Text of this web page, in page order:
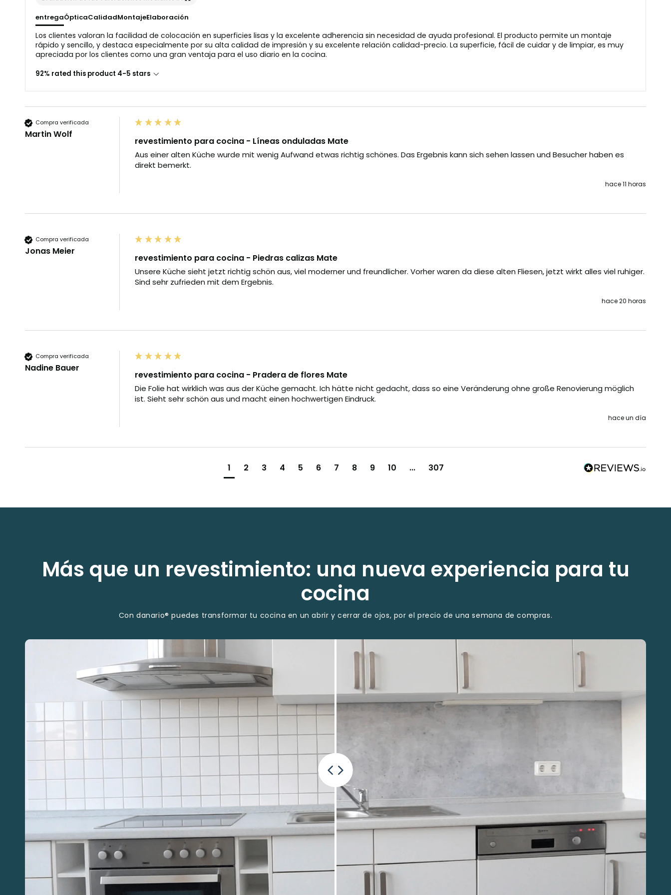
entregaÓpticaCalidadMontajeElaboración
Los clientes valoran la facilidad de colocación en superficies lisas y la excelente adherencia sin necesidad de ayuda profesional. El producto permite un montaje
rápido y sencillo, y destaca especialmente por su alta calidad de impresión y su excelente relación calidad-precio. La superficie, fácil de cuidar y de limpiar, es muy
apreciada por los clientes como una gran ventaja para el uso diario en la cocina.
92% rated this product 4-5 stars
Compra verificada
Martin Wolf
revestimiento para cocina - Líneas onduladas Mate
Aus einer alten Küche wurde mit wenig Aufwand etwas richtig schönes. Das Ergebnis kann sich sehen lassen und Besucher haben es
direkt bemerkt.
hace 11 horas
Compra verificada
Jonas Meier
revestimiento para cocina - Piedras calizas Mate
Unsere Küche sieht jetzt richtig schön aus, viel moderner und freundlicher. Vorher waren da diese alten Fliesen, jetzt wirkt alles viel ruhiger.
Sind sehr zufrieden mit dem Ergebnis.
hace 20 horas
Compra verificada
Nadine Bauer
revestimiento para cocina - Pradera de flores Mate
Die Folie hat wirklich was aus der Küche gemacht. Ich hätte nicht gedacht, dass so eine Veränderung ohne große Renovierung möglich
ist. Sieht sehr schön aus und macht einen hochwertigen Eindruck.
hace un día
1 2 3 4 5 6 7 8 9 10 ... 307
Más que un revestimiento: una nueva experiencia para tu
cocina
Con danario® puedes transformar tu cocina en un abrir y cerrar de ojos, por el precio de una semana de compras.